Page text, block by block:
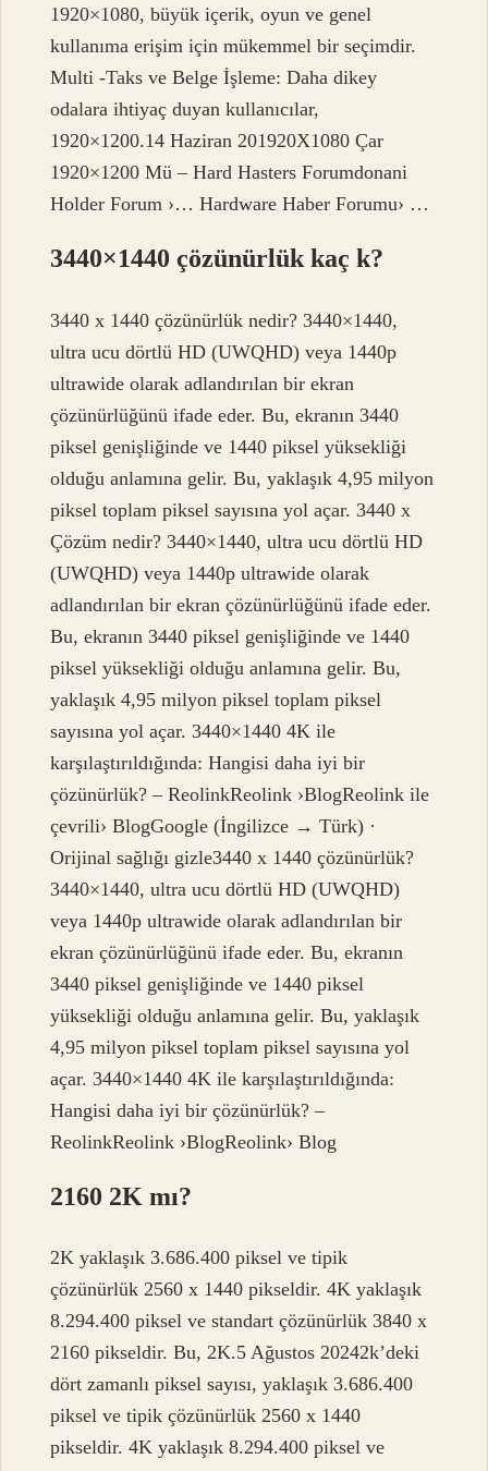
1920×1080, büyük içerik, oyun ve genel
kullanıma erişim için mükemmel bir seçimdir.
Multi -Taks ve Belge İşleme: Daha dikey
odalara ihtiyaç duyan kullanıcılar,
1920×1200.14 Haziran 201920X1080 Çar
1920×1200 Mü – Hard Hasters Forumdonani
Holder Forum ›… Hardware Haber Forumu› …
3440×1440 çözünürlük kaç k?
3440 x 1440 çözünürlük nedir? 3440×1440,
ultra ucu dörtlü HD (UWQHD) veya 1440p
ultrawide olarak adlandırılan bir ekran
çözünürlüğünü ifade eder. Bu, ekranın 3440
piksel genişliğinde ve 1440 piksel yüksekliği
olduğu anlamına gelir. Bu, yaklaşık 4,95 milyon
piksel toplam piksel sayısına yol açar. 3440 x
Çözüm nedir? 3440×1440, ultra ucu dörtlü HD
(UWQHD) veya 1440p ultrawide olarak
adlandırılan bir ekran çözünürlüğünü ifade eder.
Bu, ekranın 3440 piksel genişliğinde ve 1440
piksel yüksekliği olduğu anlamına gelir. Bu,
yaklaşık 4,95 milyon piksel toplam piksel
sayısına yol açar. 3440×1440 4K ile
karşılaştırıldığında: Hangisi daha iyi bir
çözünürlük? – ReolinkReolink ›BlogReolink ile
çevrili› BlogGoogle (İngilizce → Türk) ·
Orijinal sağlığı gizle3440 x 1440 çözünürlük?
3440×1440, ultra ucu dörtlü HD (UWQHD)
veya 1440p ultrawide olarak adlandırılan bir
ekran çözünürlüğünü ifade eder. Bu, ekranın
3440 piksel genişliğinde ve 1440 piksel
yüksekliği olduğu anlamına gelir. Bu, yaklaşık
4,95 milyon piksel toplam piksel sayısına yol
açar. 3440×1440 4K ile karşılaştırıldığında:
Hangisi daha iyi bir çözünürlük? –
ReolinkReolink ›BlogReolink› Blog
2160 2K mı?
2K yaklaşık 3.686.400 piksel ve tipik
çözünürlük 2560 x 1440 pikseldir. 4K yaklaşık
8.294.400 piksel ve standart çözünürlük 3840 x
2160 pikseldir. Bu, 2K.5 Ağustos 20242k’deki
dört zamanlı piksel sayısı, yaklaşık 3.686.400
piksel ve tipik çözünürlük 2560 x 1440
pikseldir. 4K yaklaşık 8.294.400 piksel ve